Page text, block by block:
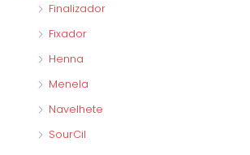
Finalizador
Fixador
Henna
Menela
Navelhete
SourCil